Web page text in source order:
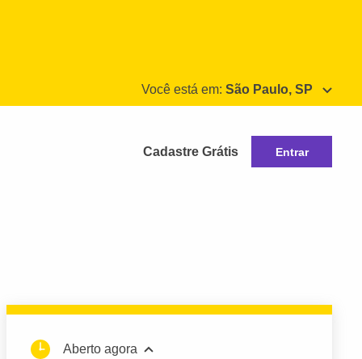
Você está em: São Paulo, SP
Cadastre Grátis Entrar
Aberto agora